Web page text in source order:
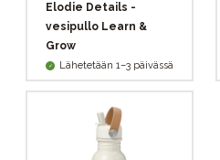
Elodie Details -
vesipullo Learn &
Grow
Lähetetään 1–3 päivässä